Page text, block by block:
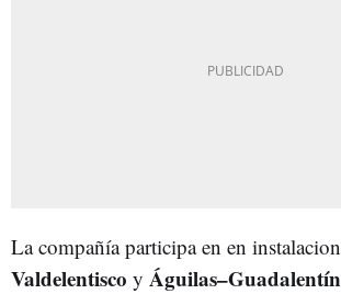
La compañía participa en en
Valdelentisco y Águilas–Guadalentín